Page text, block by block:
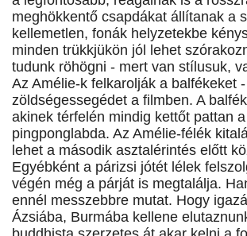
meghökkentő csapdákat állítanak a
kellemetlen, fonák helyzetekbe
minden trükkjükön jól lehet
tudunk röhögni - mert van stílusuk,
Az Amélie-k felkarolják a balfékeket
zöldségessegédet a filmben. A
akinek térfelén mindig kettőt pattan a
pingponglabda. Az Amélie-félék
lehet a második asztalérintés előtt
Egyébként a párizsi jótét lélek
végén még a párját is megtalálja.
ennél messzebbre mutat. Hogy
Ázsiába, Burmába kellene